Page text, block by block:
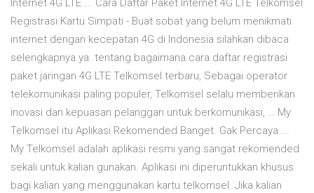
Internet 4G LTE ... Cara Daftar Paket Internet 4G LTE Telkomsel
Registrasi Kartu Simpati - Buat sobat yang belum menikmati
internet dengan kecepatan 4G di Indonesia silahkan dibaca
selengkapnya ya. tentang bagaimana cara daftar registrasi
paket jaringan 4G LTE Telkomsel terbaru, Sebagai operator
telekomunikasi paling populer, Telkomsel selalu memberikan
inovasi dan kepuasan pelanggan untuk berkomunikasi, … My
Telkomsel itu Aplikasi Rekomended Banget. Gak Percaya ...
My Telkomsel adalah aplikasi resmi yang sangat rekomended
sekali untuk kalian gunakan. Aplikasi ini diperuntukkan khusus
bagi kalian yang menggunakan kartu telkomsel. Jika kalian